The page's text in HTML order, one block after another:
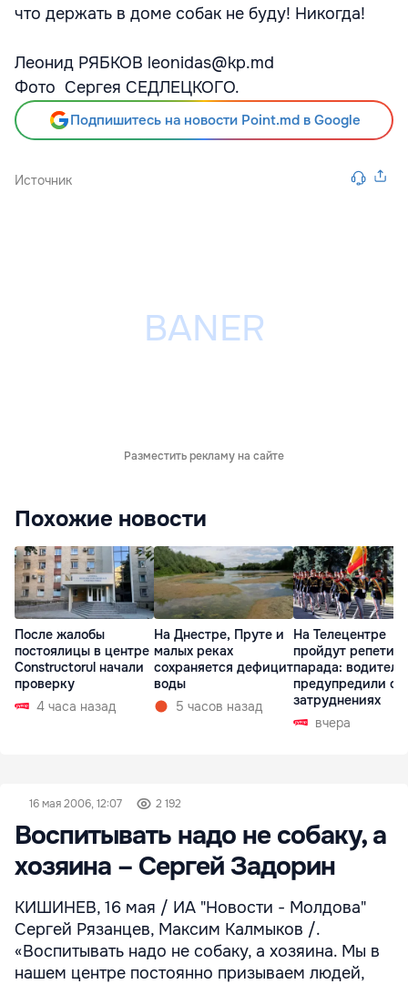
что держать в доме собак не буду! Никогда!
Леонид РЯБКОВ leonidas@kp.md
Фото Сергея СЕДЛЕЦКОГО.
Подпишитесь на новости Point.md в Google
Источник
Разместить рекламу на сайте
Похожие новости
После жалобы
постоялицы в центре
Constructorul начали
проверку
4 часа назад
На Днестре, Пруте и
малых реках
сохраняется дефицит
воды
5 часов назад
На Телецентре
пройдут
парада:
предупредили о
затруднениях
вчера
16 мая 2006, 12:07 2 192
Воспитывать надо не собаку, а
хозяина – Сергей Задорин
КИШИНЕВ, 16 мая / ИА "Новости - Молдова"
Сергей Рязанцев, Максим Калмыков /.
«Воспитывать надо не собаку, а хозяина. Мы в
нашем центре постоянно призываем людей,